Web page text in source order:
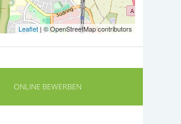
Leaflet| © OpenStreetMap contributors
ONLINE BEWERBEN